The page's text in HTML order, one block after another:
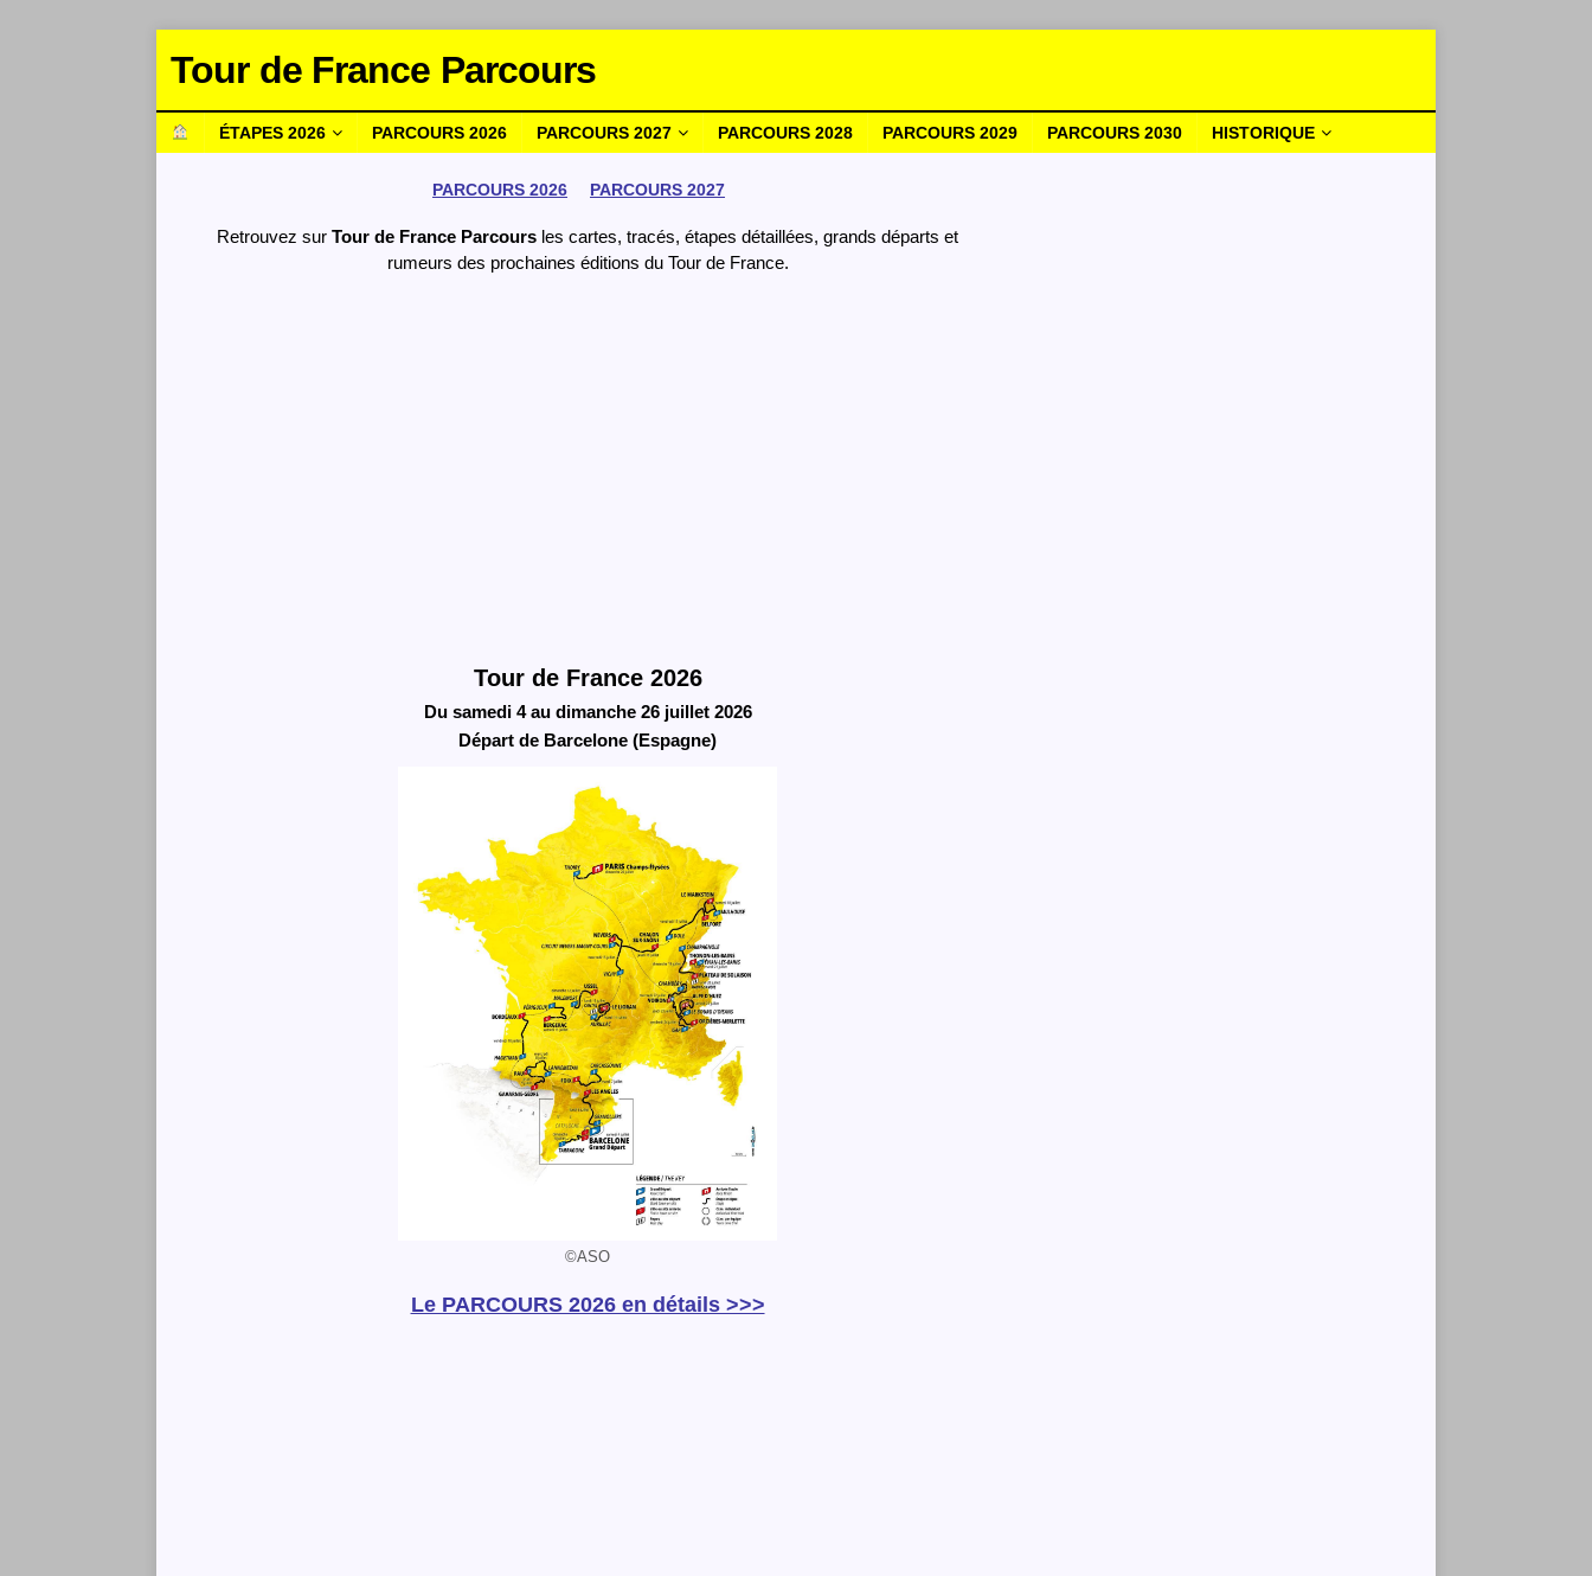
Tour de France Parcours
ÉTAPES 2026 PARCOURS 2026 PARCOURS 2027 PARCOURS 2028 PARCOURS 2029 PARCOURS 2030 HISTORIQUE
PARCOURS 2026 PARCOURS 2027
Retrouvez surTour de France Parcours les cartes, tracés, étapes détaillées, grands départs et
rumeurs des prochaines éditions du Tour de France.
Tour de France 2026
Du samedi 4 au dimanche 26 juillet 2026
Départ de Barcelone (Espagne)
©ASO
Le PARCOURS 2026 en détails >>>